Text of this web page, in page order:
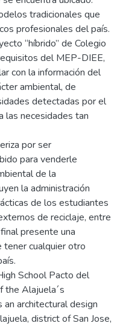
tradicionales que
profesionales del país.
“híbrido” de Colegio
del MEP-DIEE,
con la información del
ambiental, de
detectadas por el
las necesidades tan
por ser
para venderle
de la
la administración
de los estudiantes
de reciclaje, entre
presente una
tener cualquier otro
School Pacto del
the Alajuela´s
an architectural design
district of San Jose,